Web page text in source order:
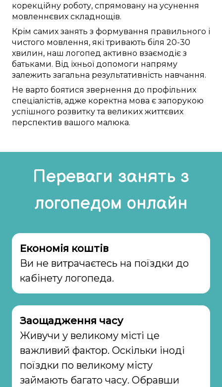
корекційну роботу, спрямовану на усунення
мовленнєвих складнощів.
Крім самих занять з формування правильного і
чистого мовлення, які тривають біля 20-30
хвилин, наш логопед активно взаємодіє з
батьками. Від їхньої допомоги напряму
залежить загальна результативність навчання.
Не варто боятися звернення до профільних
спеціалістів, адже коректна мова є запорукою
успішного розвитку та великих життєвих
перспектив вашого малюка.
Переваги занять з
логопедом онлайн
Економія коштів
Ви не витрачаєтесь на поїздки до
кабінету логопеда.
Заощадження часу
Живучи у великому місті це
важливий фактор. Оскільки іноді
поїздки по великому місту
займають багато часу. Обравши